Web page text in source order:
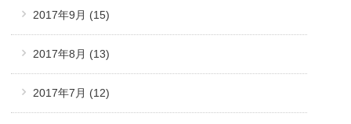
2017年9月 (15)
2017年8月 (13)
2017年7月 (12)